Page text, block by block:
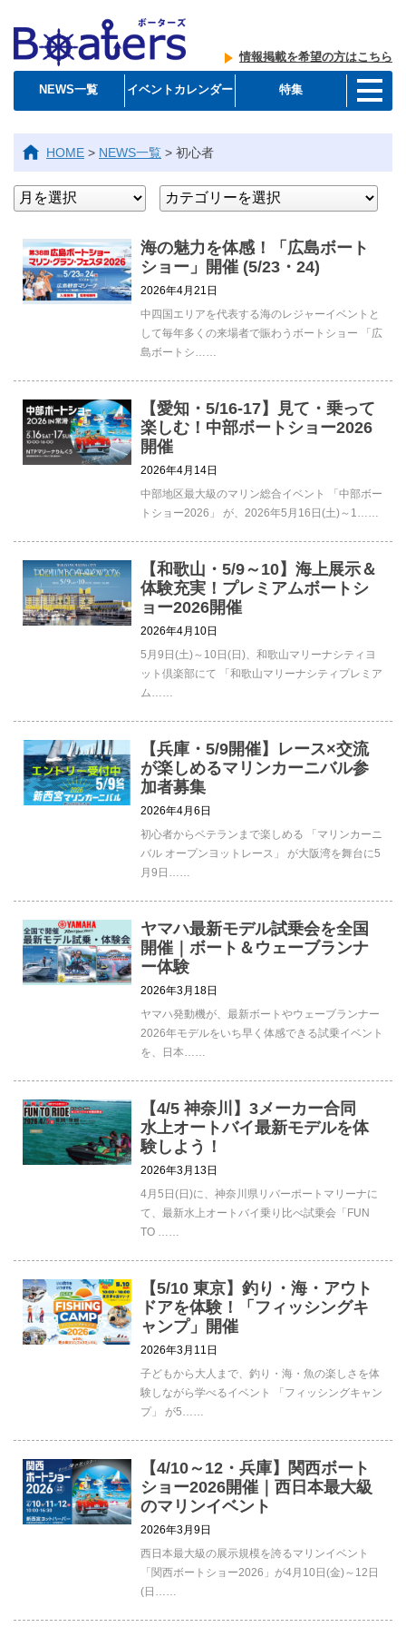
情報掲載を希望の方はこちら
NEWS一覧 イベントカレンダー 特集
HOME > NEWS一覧 > 初心者
海の魅力を体感！「広島ボート
ショー」開催 (5/23・24)
2026年4月21日
中四国エリアを代表する海のレジャーイベントと
して毎年多くの来場者で賑わうボートショー 「広
島ボートシ……
【愛知・5/16-17】見て・乗って
楽しむ！中部ボートショー2026
開催
2026年4月14日
中部地区最大級のマリン総合イベント 「中部ボー
トショー2026」 が、2026年5月16日(土)～1……
【和歌山・5/9～10】海上展示＆
体験充実！プレミアムボートシ
ョー2026開催
2026年4月10日
5月9日(土)～10日(日)、和歌山マリーナシティヨ
ット倶楽部にて 「和歌山マリーナシティプレミア
ム……
【兵庫・5/9開催】レース×交流
が楽しめるマリンカーニバル参
加者募集
2026年4月6日
初心者からベテランまで楽しめる 「マリンカーニ
バル オープンヨットレース」 が大阪湾を舞台に5
月9日……
ヤマハ最新モデル試乗会を全国
開催｜ボート＆ウェーブランナ
ー体験
2026年3月18日
ヤマハ発動機が、最新ボートやウェーブランナー
2026年モデルをいち早く体感できる試乗イベント
を、日本……
【4/5 神奈川】3メーカー合同
水上オートバイ最新モデルを体
験しよう！
2026年3月13日
4月5日(日)に、神奈川県リバーポートマリーナに
て、最新水上オートバイ乗り比べ試乗会「FUN
TO ……
【5/10 東京】釣り・海・アウト
ドアを体験！「フィッシングキ
ャンプ」開催
2026年3月11日
子どもから大人まで、釣り・海・魚の楽しさを体
験しながら学べるイベント 「フィッシングキャン
プ」 が5……
【4/10～12・兵庫】関西ボート
ショー2026開催｜西日本最大級
のマリンイベント
2026年3月9日
西日本最大級の展示規模を誇るマリンイベント
「関西ボートショー2026」が4月10日(金)～12日
(日……